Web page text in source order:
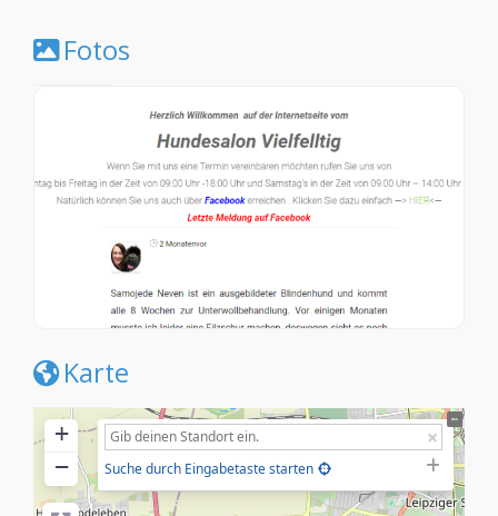
Fotos
Karte
+
−
Suche durch Eingabetaste starten